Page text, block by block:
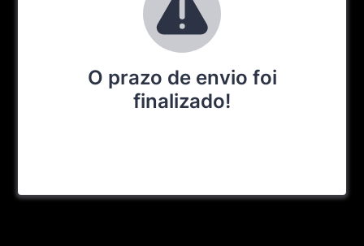
O prazo de envio foi
finalizado!